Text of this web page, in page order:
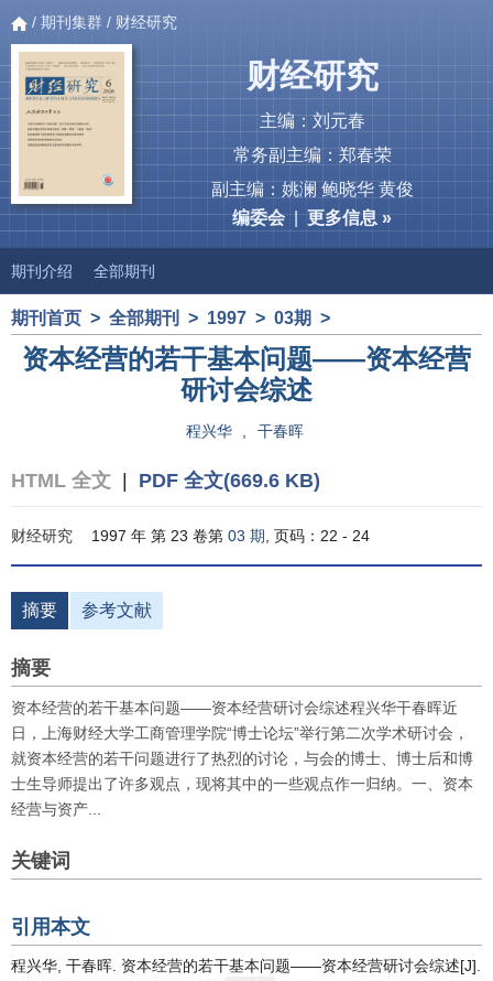
/ 期刊集群 / 财经研究
财经研究
主编：刘元春
常务副主编：郑春荣
副主编：姚澜 鲍晓华 黄俊
编委会|更多信息 »
期刊介绍 全部期刊
期刊首页 > 全部期刊 > 1997 > 03期 >
资本经营的若干基本问题——资本经营
研讨会综述
程兴华 干春晖
HTML 全文 PDF 全文(669.6 KB)
财经研究 1997 年 第 23 卷第 03 期 , 页码：22 - 24
摘要 参考文献
摘要
资本经营的若干基本问题——资本经营研讨会综述程兴华干春晖近
日，上海财经大学工商管理学院“博士论坛”举行第二次学术研讨会，
就资本经营的若干问题进行了热烈的讨论，与会的博士、博士后和博
士生导师提出了许多观点，现将其中的一些观点作一归纳。一、资本
经营与资产...
关键词
引用本文
程兴华, 干春晖. 资本经营的若干基本问题——资本经营研讨会综述[J].